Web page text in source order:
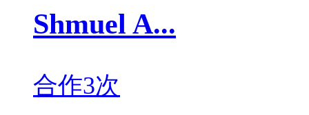
Shmuel A...
合作3次